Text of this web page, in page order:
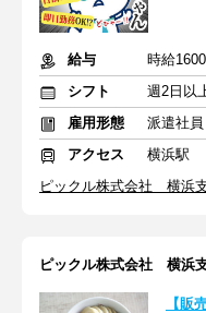
給与
時給
シフト
雇用形態
派遣社員
アクセス
横浜駅
ピックル株式会社 横浜
ピックル株式会社 横浜
【販